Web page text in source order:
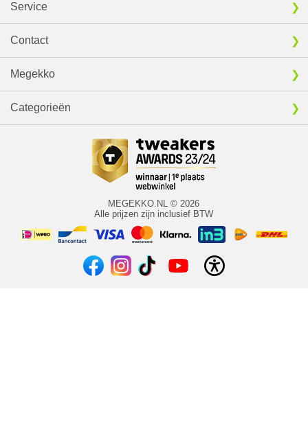
Service
Contact
Megekko
Categorieën
MEGEKKO.NL © 2026
Alle prijzen zijn inclusief BTW